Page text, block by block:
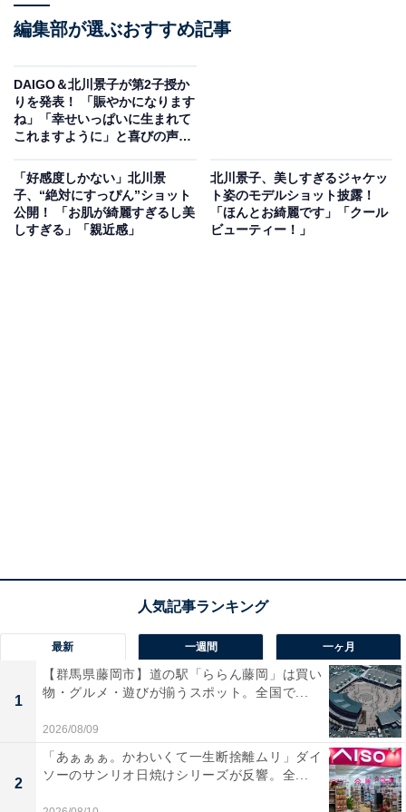
編集部が選ぶおすすめ記事
DAIGO＆北川景子が第2子授か
りを発表！ 「賑やかになります
ね」「幸せいっぱいに生まれて
これますように」と喜びの声
「好感度しかない」北川景
子、“絶対にすっぴん”ショット
公開！ 「お肌が綺麗すぎるし美
しすぎる」「親近感」
北川景子、美しすぎるジャケッ
ト姿のモデルショット披露！
「ほんとお綺麗です」「クール
ビューティー！」
最新 一週間 一ヶ月
1
【群馬県藤岡市】道の駅「ららん藤岡」は買い
物・グルメ・遊びが揃うスポット。全国で...
2026/08/09
2
「あぁぁぁ。かわいくて一生断捨離ムリ」ダイ
ソーのサンリオ日焼けシリーズが反響。全...